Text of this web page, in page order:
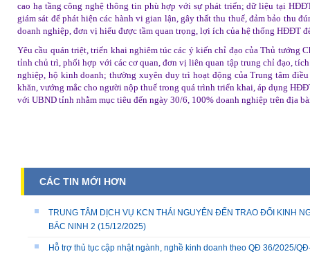
cao hạ tầng công nghệ thông tin phù hợp với sự phát triển; dữ liệu tại
giám sát để phát hiện các hành vi gian lận, gây thất thu thuế, đảm bảo thu
doanh nghiệp, đơn vị hiểu được tầm quan trọng, lợi ích của hệ thống HĐĐT
Yêu cầu quán triệt, triển khai nghiêm túc các ý kiến chỉ đạo của Thủ tướng
tỉnh chủ trì, phối hợp với các cơ quan, đơn vị liên quan tập trung chỉ đạo,
nghiệp, hộ kinh doanh; thường xuyên duy trì hoạt động của Trung tâm
khăn, vướng mắc cho người nộp thuế trong quá trình triển khai, áp dụng
với UBND tỉnh nhằm mục tiêu đến ngày 30/6, 100% doanh nghiệp trên địa
CÁC TIN MỚI HƠN
TRUNG TÂM DỊCH VỤ KCN THÁI NGUYÊN ĐẾN TRAO ĐỔI KINH
BẮC NINH 2 (15/12/2025)
Hỗ trợ thủ tục cập nhật ngành, nghề kinh doanh theo QĐ 36/2025/